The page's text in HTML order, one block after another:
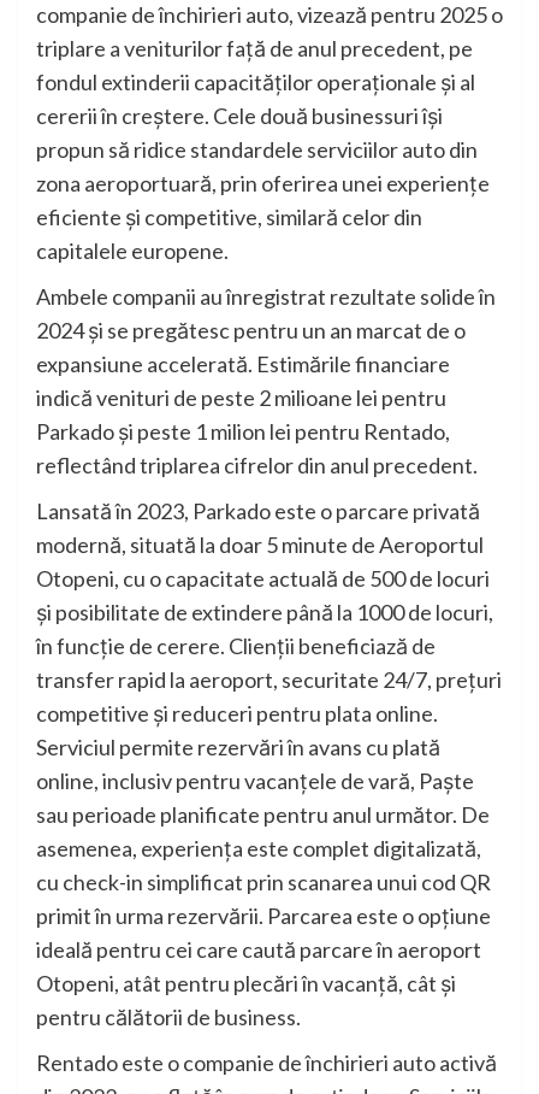
companie de închirieri auto, vizează pentru 2025 o
triplare a veniturilor față de anul precedent, pe
fondul extinderii capacităților operaționale și al
cererii în creștere. Cele două businessuri își
propun să ridice standardele serviciilor auto din
zona aeroportuară, prin oferirea unei experiențe
eficiente și competitive, similară celor din
capitalele europene.
Ambele companii au înregistrat rezultate solide în
2024 și se pregătesc pentru un an marcat de o
expansiune accelerată. Estimările financiare
indică venituri de peste 2 milioane lei pentru
Parkado și peste 1 milion lei pentru Rentado,
reflectând triplarea cifrelor din anul precedent.
Lansată în 2023, Parkado este o parcare privată
modernă, situată la doar 5 minute de Aeroportul
Otopeni, cu o capacitate actuală de 500 de locuri
și posibilitate de extindere până la 1000 de locuri,
în funcție de cerere. Clienții beneficiază de
transfer rapid la aeroport, securitate 24/7, prețuri
competitive și reduceri pentru plata online.
Serviciul permite rezervări în avans cu plată
online, inclusiv pentru vacanțele de vară, Paște
sau perioade planificate pentru anul următor. De
asemenea, experiența este complet digitalizată,
cu check-in simplificat prin scanarea unui cod QR
primit în urma rezervării. Parcarea este o opțiune
ideală pentru cei care caută parcare în aeroport
Otopeni, atât pentru plecări în vacanță, cât și
pentru călătorii de business.
Rentado este o companie de închirieri auto activă